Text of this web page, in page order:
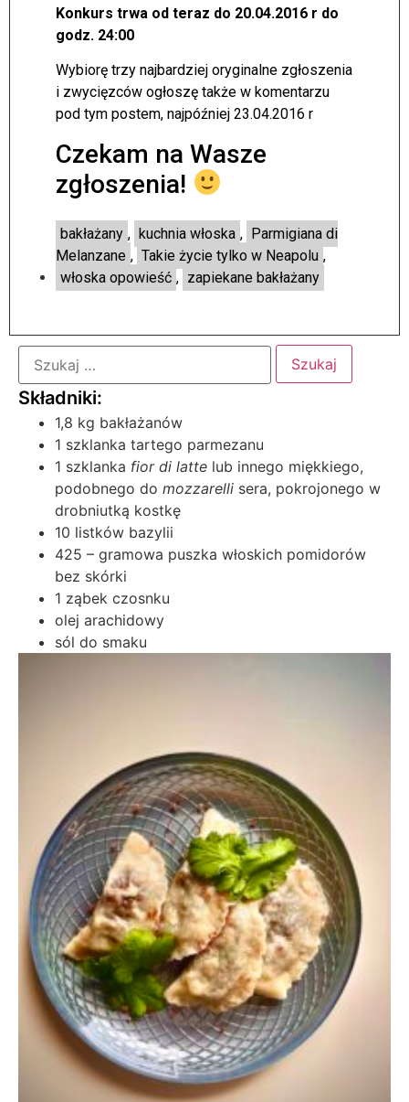
Konkurs trwa od teraz do 20.04.2016 r do
godz. 24:00
Wybiorę trzy najbardziej oryginalne zgłoszenia
i zwycięzców ogłoszę także w komentarzu
pod tym postem, najpóźniej 23.04.2016 r
Czekam na Wasze
zgłoszenia!
bakłażany , kuchnia włoska , Parmigiana di
Melanzane , Takie życie tylko w Neapolu ,
włoska opowieść , zapiekane bakłażany
1,8 kg bakłażanów
1 szklanka tartego parmezanu
1 szklanka fior di latte lub innego miękkiego,
podobnego do mozzarelli sera, pokrojonego w
drobniutką kostkę
10 listków bazylii
425 – gramowa puszka włoskich pomidorów
bez skórki
1 ząbek czosnku
olej arachidowy
sól do smaku